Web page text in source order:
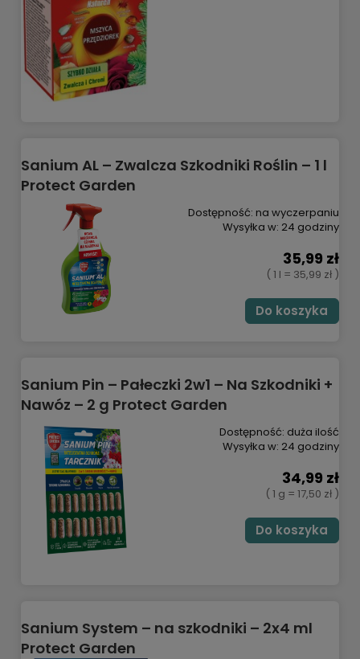
Sanium AL – Zwalcza Szkodniki Roślin – 1 l
Protect Garden
Dostępność: na wyczerpaniu
Wysyłka w: 24 godziny
35,99 zł
( 1 l = 35,99 zł )
Do koszyka
Sanium Pin – Pałeczki 2w1 – Na Szkodniki +
Nawóz – 2 g Protect Garden
Dostępność: duża ilość
Wysyłka w: 24 godziny
34,99 zł
( 1 g = 17,50 zł )
Do koszyka
Sanium System – na szkodniki – 2x4 ml
Protect Garden